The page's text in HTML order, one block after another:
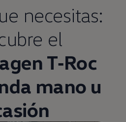
necesitas:
el
T‑Roc
mano u